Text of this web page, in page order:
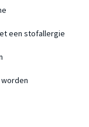
een stofallergie